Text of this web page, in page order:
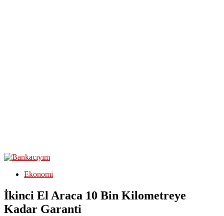
Ekonomi
İkinci El Araca 10 Bin Kilometreye
Kadar Garanti